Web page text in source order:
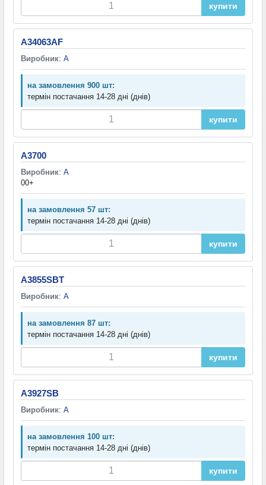
купити
A34063AF
Виробник: A
на замовлення 900 шт:
термін постачання 14-28 дні (днів)
купити
A3700
Виробник: A
00+
на замовлення 57 шт:
термін постачання 14-28 дні (днів)
купити
A3855SBT
Виробник: A
на замовлення 87 шт:
термін постачання 14-28 дні (днів)
купити
A3927SB
Виробник: A
на замовлення 100 шт:
термін постачання 14-28 дні (днів)
купити